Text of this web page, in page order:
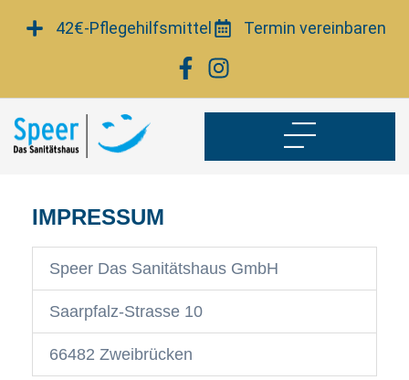
Inhalt
42€-Pflegehilfsmittel Termin vereinbaren
IMPRESSUM
Speer Das Sanitätshaus GmbH
Saarpfalz-Strasse 10
66482 Zweibrücken